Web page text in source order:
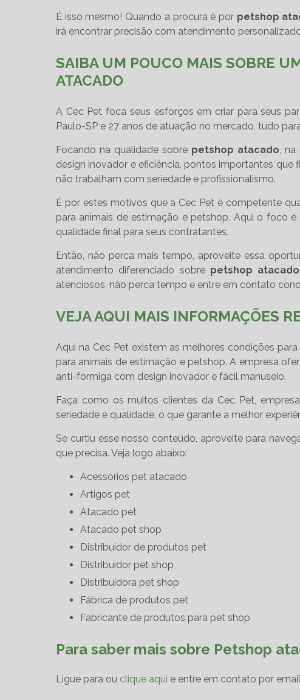
É isso mesmo! Quando a procura é por petshop
irá encontrar precisão com atendimento
SAIBA UM POUCO MAIS SOBRE
ATACADO
A Cec Pet foca seus esforços em criar para seus
Paulo-SP e 27 anos de atuação no mercado, tudo
Focando na qualidade sobre petshop atacado, na
design inovador e eficiência, pontos importantes
não trabalham com seriedade e profissionalismo.
É por estes motivos que a Cec Pet é competente
para animais de estimação e petshop. Aqui o foco
qualidade final para seus contratantes.
Então, não perca mais tempo, aproveite essa
atendimento diferenciado sobre petshop atacado
atenciosos, não perca tempo e entre em contato
VEJA AQUI MAIS INFORMAÇÕES
Aqui na Cec Pet existem as melhores condições
para animais de estimação e petshop. A empresa
anti-formiga com design inovador e fácil manuseio.
Faça como os muitos clientes da Cec Pet,
seriedade e qualidade, o que garante a melhor
Se curtiu esse nosso conteúdo, aproveite para
que precisa. Veja logo abaixo:
acessórios pet atacado
artigos pet
atacado pet
atacado pet shop
distribuidor de produtos pet
distribuidor pet shop
distribuidora pet shop
fábrica de produtos pet
fabricante de produtos para pet shop
Para saber mais sobre Petshop
Ligue para ou clique aqui e entre em contato por